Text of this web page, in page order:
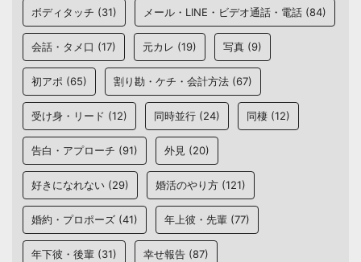
ボディタッチ (31) メール・LINE・ビデオ通話・電話 (84)
会話・タメ口 (17) 元カレ (19) 写真 (9)
初アポ (65) 割り勘・ケチ・会計方法 (67)
受け身・リード (12) 同時並行 (24) 同棲 (12)
告白・アプローチ (91) 外見 (20)
好きになれない (29) 婚活のやり方 (121)
婚約・プロポーズ (41) 年上彼・先輩 (77)
年下彼・後輩 (31) 幸せ報告 (87)